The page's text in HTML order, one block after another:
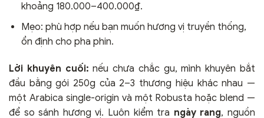
khoảng 180.000–400.000₫.
Mẹo: phù hợp nếu bạn muốn hương vị truyền thống,
ổn định cho pha phin.
Lời khuyên cuối: nếu chưa chắc gu, mình khuyên bắt
đầu bằng gói 250g của 2–3 thương hiệu khác nhau —
một Arabica single-origin và một Robusta hoặc blend —
để so sánh hương vị. Luôn kiểm tra ngày rang, nguồn